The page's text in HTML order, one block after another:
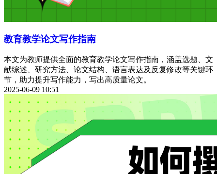
教育教学论文写作指南
本文为教师提供全面的教育教学论文写作指南，涵盖选题、文
献综述、研究方法、论文结构、语言表达及反复修改等关键环
节，助力提升写作能力，写出高质量论文。
2025-06-09 10:51